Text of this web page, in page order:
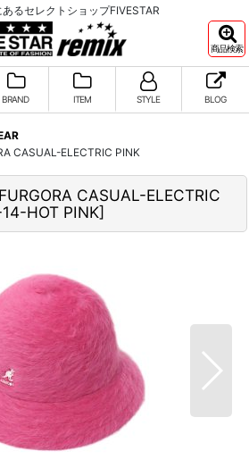
るセレクトショップFIVESTAR
商品検索
BRAND ITEM STYLE BLOG
CASUAL-ELECTRIC PINK
CASUAL-ELECTRIC
HOT PINK]